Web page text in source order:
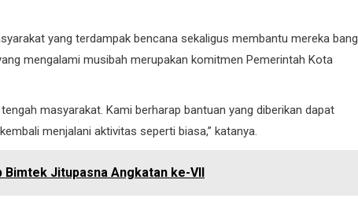
yang terdampak bencana sekaligus membantu mereka
mengalami musibah merupakan komitmen Pemerintah Kota
masyarakat. Kami berharap bantuan yang diberikan dapat
menjalani aktivitas seperti biasa,” katanya.
Bimtek Jitupasna Angkatan ke-VII